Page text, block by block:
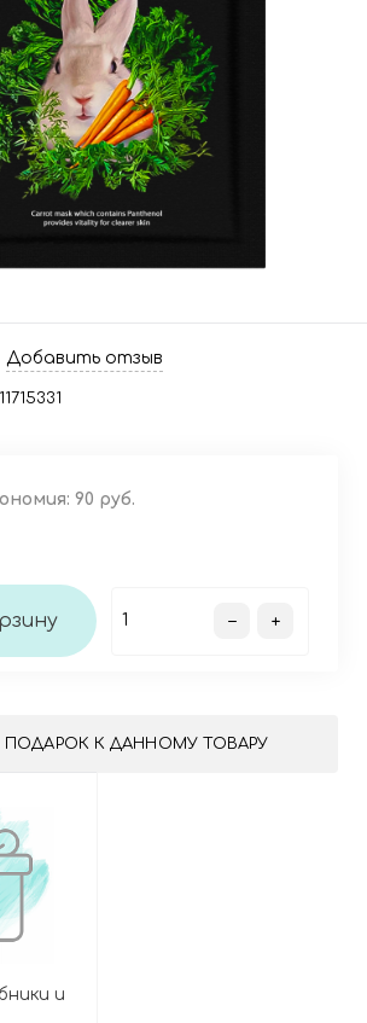
Добавить отзыв
90 руб.
ПОДАРОК К ДАННОМУ ТОВАРУ
и